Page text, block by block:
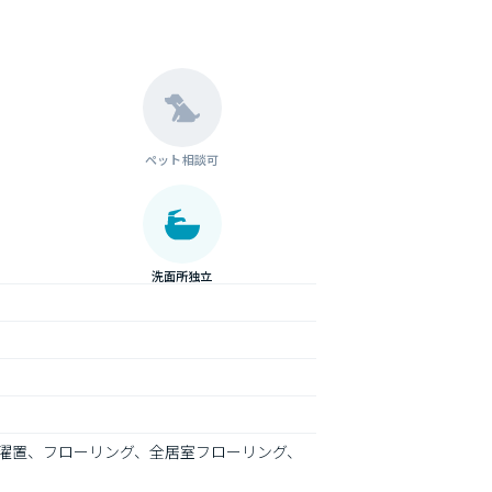
ペット相談可
洗面所独立
、フローリング、全居室フローリング、